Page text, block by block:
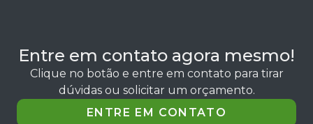
Entre em contato agora mesmo!
Clique no botão e entre em contato para tirar
dúvidas ou solicitar um orçamento.
ENTRE EM CONTATO